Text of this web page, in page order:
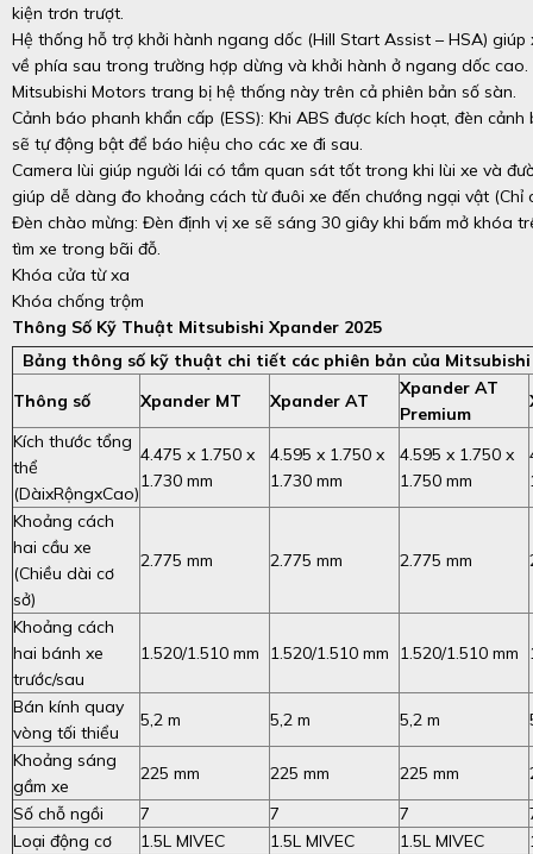
kiện trơn trượt.
Hệ thống hỗ trợ khởi hành ngang dốc (Hill Start Assist – HSA)
về phía sau trong trường hợp dừng và khởi hành ở ngang dốc cao.
Mitsubishi Motors trang bị hệ thống này trên cả phiên bản số sàn.
Cảnh báo phanh khẩn cấp (ESS): Khi ABS được kích hoạt, đèn
sẽ tự động bật để báo hiệu cho các xe đi sau.
Camera lùi giúp người lái có tầm quan sát tốt trong khi lùi xe và
giúp dễ dàng đo khoảng cách từ đuôi xe đến chướng ngại vật (Chỉ
Đèn chào mừng: Đèn định vị xe sẽ sáng 30 giây khi bấm mở khóa
tìm xe trong bãi đỗ.
Khóa cửa từ xa
Khóa chống trộm
Thông Số Kỹ Thuật Mitsubishi Xpander 2025
Bảng thông số kỹ thuật chi tiết các phiên bản của Mitsubishi
Thông số
Xpander MT Xpander AT
Xpander AT
Premium
Kích thước tổng
thể
(DàixRộngxCao)
4.475 x 1.750 x
1.730 mm
4.595 x 1.750 x
1.730 mm
4.595 x 1.750 x
1.750 mm
Khoảng cách
hai cầu xe
(Chiều dài cơ
sở)
2.775 mm 2.775 mm 2.775 mm
Khoảng cách
hai bánh xe
trước/sau
1.520/1.510 mm 1.520/1.510 mm 1.520/1.510 mm
Bán kính quay
vòng tối thiểu
5,2 m 5,2 m 5,2 m
Khoảng sáng
gầm xe
225 mm 225 mm 225 mm
Số chỗ ngồi
7 7 7
Loại động cơ
1.5L MIVEC 1.5L MIVEC 1.5L MIVEC